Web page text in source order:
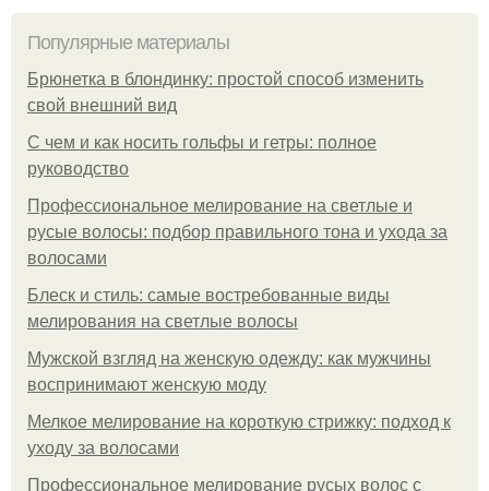
Популярные материалы
Брюнетка в блондинку: простой способ изменить
свой внешний вид
С чем и как носить гольфы и гетры: полное
руководство
Профессиональное мелирование на светлые и
русые волосы: подбор правильного тона и ухода за
волосами
Блеск и стиль: самые востребованные виды
мелирования на светлые волосы
Мужской взгляд на женскую одежду: как мужчины
воспринимают женскую моду
Мелкое мелирование на короткую стрижку: подход к
уходу за волосами
Профессиональное мелирование русых волос с